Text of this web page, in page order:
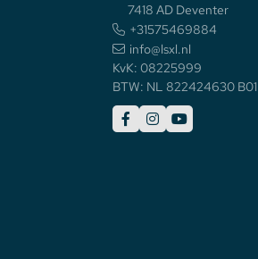
7418 AD Deventer
+31575469884
info@lsxl.nl
KvK: 08225999
BTW: NL 822424630 B01